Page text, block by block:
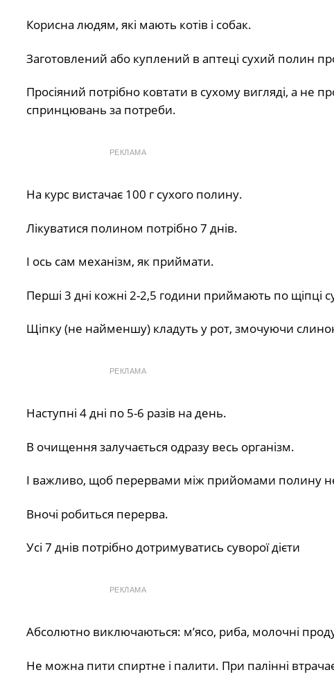
Корисна людям, які мають котів і собак.
Заготовлений або куплений в аптеці сухий полин
Просіяний потрібно ковтати в сухому вигляді, а не
спринцювань за потреби.
РЕКЛАМА
На курс вистачає 100 г сухого полину.
Лікуватися полином потрібно 7 днів.
І ось сам механізм, як приймати.
Перші 3 дні кожні 2-2,5 години приймають по щіпці
Щіпку (не найменшу) кладуть у рот, змочуючи
РЕКЛАМА
Наступні 4 дні по 5-6 разів на день.
В очищення залучається одразу весь організм.
І важливо, щоб перервами між прийомами полину
Вночі робиться перерва.
Усі 7 днів потрібно дотримуватись суворої дієти
РЕКЛАМА
Абсолютно виключаються: м’ясо, риба, молочні
Не можна пити спиртне і палити. При палінні